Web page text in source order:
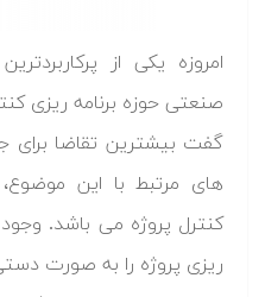
امروزه یکی از
صنعتی حوزه برنامه ریزی
گفت بیشترین تقاضا
های مرتبط با این
کنترل پروژه می باشد.
ریزی پروژه را به صورت